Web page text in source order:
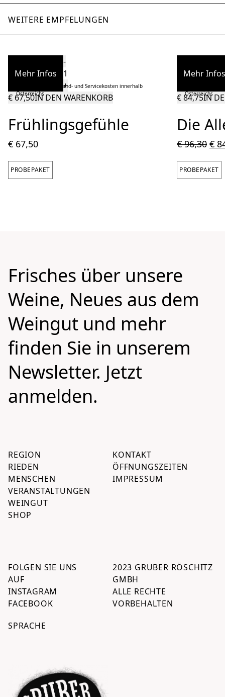
WEITERE EMPFELUNGEN
Mehr Infos
Quantity
-
+
€ 67,50IN DEN WARENKORB
Inkl. Abgaben, Versand- und Servicekosten innerhalb
Österreichs
Frühlingsgefühle
€ 67,50
PROBEPAKET
Mehr Infos
€84,75IN
Österreichs
Die
€96,30 €
PROBEPAKET
Frisches über unsere
Weine, Neues aus dem
Weingut und mehr
finden Sie in unserem
Newsletter. Jetzt
anmelden.
REGION
RIEDEN
MENSCHEN
VERANSTALTUNGEN
WEINGUT
SHOP
KONTAKT
ÖFFNUNGSZEITEN
IMPRESSUM
FOLGEN SIE UNS
AUF
INSTAGRAM
FACEBOOK
SPRACHE
2023 GRUBER RÖSCHITZ
GMBH
ALLE RECHTE
VORBEHALTEN